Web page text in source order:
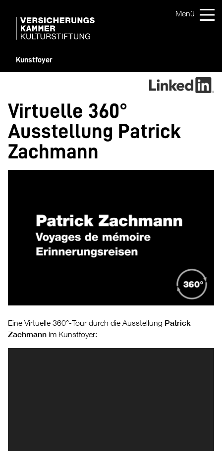
Kunstfoyer
Virtuelle 360°
Ausstellung Patrick
Zachmann
Eine Virtuelle 360°-Tour durch die Ausstellung Patrick
Zachmann im Kunstfoyer: